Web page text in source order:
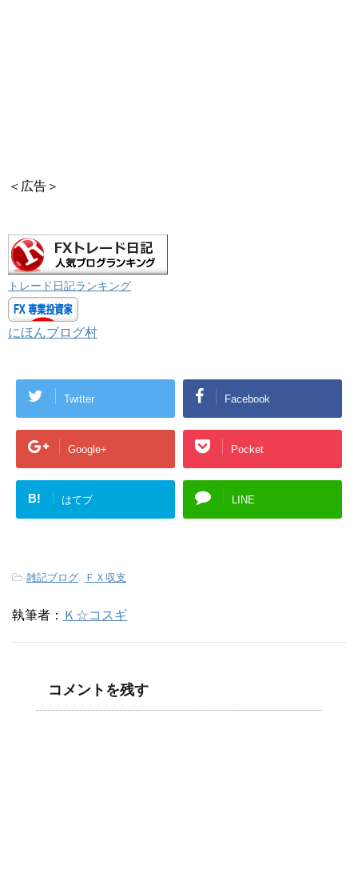
＜広告＞
トレード日記ランキング
にほんブログ村
Twitter Facebook
Google+ Pocket
B! はてブ LINE
-雑記ブログ, ＦＸ収支
執筆者： Ｋ☆コスギ
コメントを残す